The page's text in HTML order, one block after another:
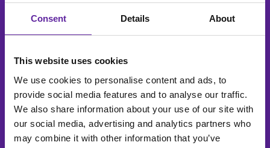
Consent Details About
This website uses cookies
We use cookies to personalise content and ads, to
provide social media features and to analyse our traffic.
We also share information about your use of our site with
our social media, advertising and analytics partners who
may combine it with other information that you’ve
sig uteslutande på hårdvara och programvara som vi
själva använder i vårt datacenter.
#1
Outsourcing av din Oracle
databasplattform
itm8 är Sveriges mest specialiserade Oracle Partner
med många utmärkelser inom kategorin ”Partner of
the Year”, både för databas och molntjänster